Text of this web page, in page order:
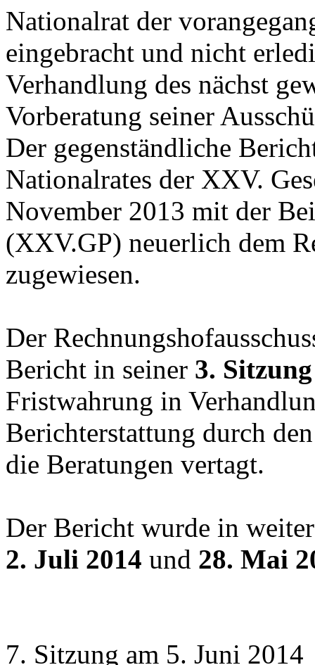
Nationalrat der
eingebracht und nicht
Verhandlung des nächst
Vorberatung seiner
Der gegenständliche
Nationalrates der XXV.
November 2013 mit der
(XXV.GP) neuerlich dem
zugewiesen.
Der
Bericht in seiner 3.
Fristwahrung in
Berichterstattung durch
die Beratungen vertagt.
Der Bericht wurde in
2. Juli 2014 und 28. Mai
7. Sitzung am 5. Juni 2014